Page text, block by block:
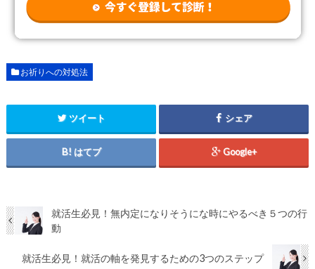
お祈りへの対処法
ツイート シェア
はてブ Google+
就活生必見！無内定になりそうにな時にやるべき５つの行
動
就活生必見！就活の軸を発見するための3つのステップ